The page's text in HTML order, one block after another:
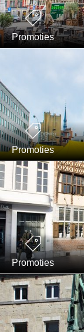
Promoties
Promoties
Promoties